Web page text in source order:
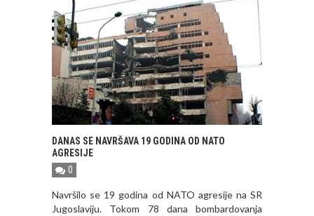
DANAS SE NAVRŠAVA 19 GODINA OD NATO
AGRESIJE
0
Navršilo se 19 godina od NATO agresije na SR
Jugoslaviju. Tokom 78 dana bombardovanja